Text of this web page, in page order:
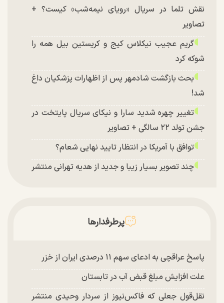
نقش تلما در سریال «رویای نیمه‌شب» کیست؟ +
تصاویر
گریم عجیب نیکلاس کیج و کریستین بیل همه را
شوکه کرد
بحث بازگشت شادمهر پس از اظهارات پزشکیان داغ
شد!
تغییر چهره شدید سارا و نیکای سریال پایتخت در
جشن تولد ۲۲ سالگی + تصاویر
توافق با آمریکا در انتظار تایید نهایی شعام؟
چند تصویر بسیار زیبا و جدید از هدیه تهرانی منتشر
پرطرفدارها
پاسخ عراقچی به ادعای سهم ۱۱ درصدی ایران از خزر
علت افزایش مبلغ قبض آب در تابستان
نقل‌قول جعلی که فاکس‌نیوز از سردار وحیدی منتشر